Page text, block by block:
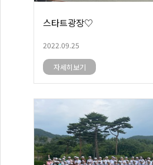
스타트광장♡
2022.09.25
자세히보기